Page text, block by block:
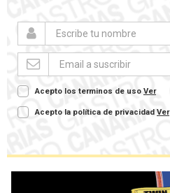
Acepto los terminos de uso Ver
Acepto la política de privacidad Ver